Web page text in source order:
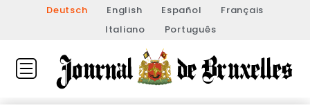
Deutsch English Español
Français
Italiano
Português